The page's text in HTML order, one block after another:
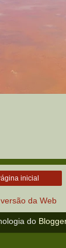
inicial
da Web
do Blogger